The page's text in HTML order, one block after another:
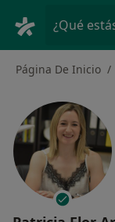
¿Qué
Página De Inicio